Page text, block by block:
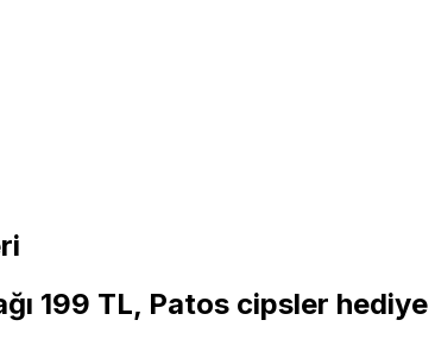
199 TL, Patos cipsler hediye